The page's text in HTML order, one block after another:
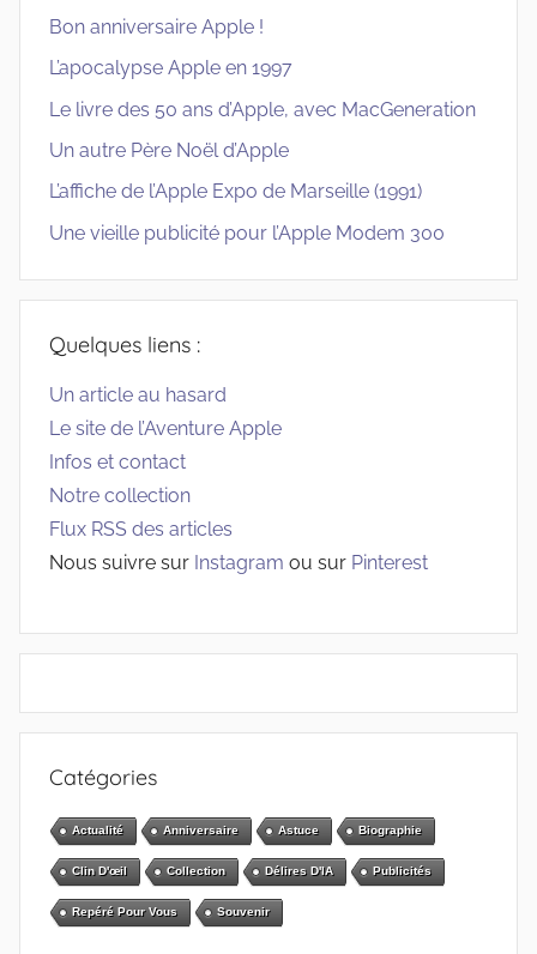
Bon anniversaire Apple !
L’apocalypse Apple en 1997
Le livre des 50 ans d’Apple, avec MacGeneration
Un autre Père Noël d’Apple
L’affiche de l’Apple Expo de Marseille (1991)
Une vieille publicité pour l’Apple Modem 300
Quelques liens :
Un article au hasard
Le site de l’Aventure Apple
Infos et contact
Notre collection
Flux RSS des articles
Nous suivre sur Instagram ou sur Pinterest
Catégories
Actualité Anniversaire Astuce Biographie
Clin D'œil Collection Délires D'IA Publicités
Repéré Pour Vous Souvenir